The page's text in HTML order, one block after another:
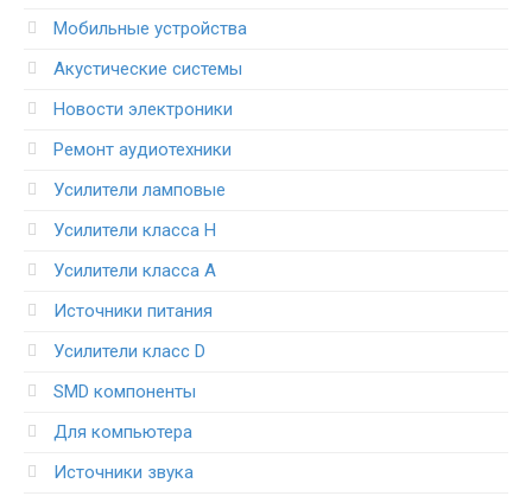
Мобильные устройства
Акустические системы
Новости электроники
Ремонт аудиотехники
Усилители ламповые
Усилители класса H
Усилители класса А
Источники питания
Усилители класс D
SMD компоненты
Для компьютера
Источники звука